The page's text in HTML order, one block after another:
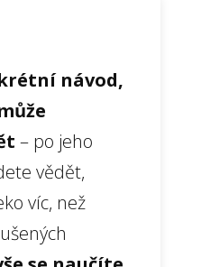
návod,
– po jeho
vědět,
víc, než